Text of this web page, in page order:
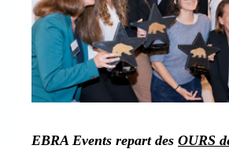
EBRA Events repart des OURS